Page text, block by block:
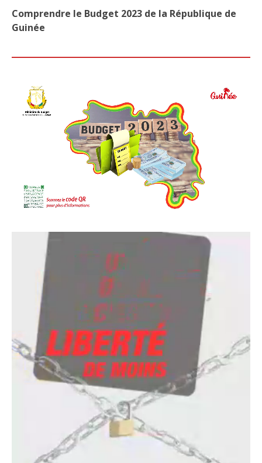
Comprendre le Budget 2023 de la République de
Guinée